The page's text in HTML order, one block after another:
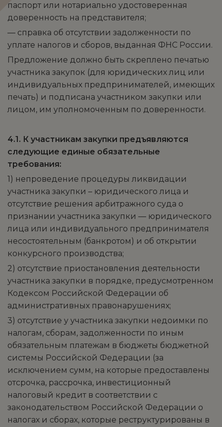
паспорт или нотариально удостоверенная
доверенность на представителя;
— справка об отсутствии задолженности по
уплате налогов и сборов, выданная ФНС России.
Предложение должно быть скреплено печатью
участника закупок (для юридических лиц или
индивидуальных предпринимателей, имеющих
печать) и подписана участником закупки или
лицом, им уполномоченным по доверенности.
4.1. К участникам закупки предъявляются
следующие единые обязательные
требования:
1) непроведение процедуры ликвидации
участника закупки – юридического лица и
отсутствие решения арбитражного суда о
признании участника закупки — юридического
лица или индивидуального предпринимателя
несостоятельным (банкротом) и об открытии
конкурсного производства;
2) отсутствие приостановления деятельности
участника закупки в порядке, предусмотренном
Кодексом Российской Федерации об
административных правонарушениях;
3) отсутствие у участника закупки недоимки по
налогам, сборам, задолженности по иным
обязательным платежам в бюджеты бюджетной
системы Российской Федерации (за
исключением сумм, на которые предоставлены
отсрочка, рассрочка, инвестиционный
налоговый кредит в соответствии с
законодательством Российской Федерации о
налогах и сборах, которые реструктурированы в